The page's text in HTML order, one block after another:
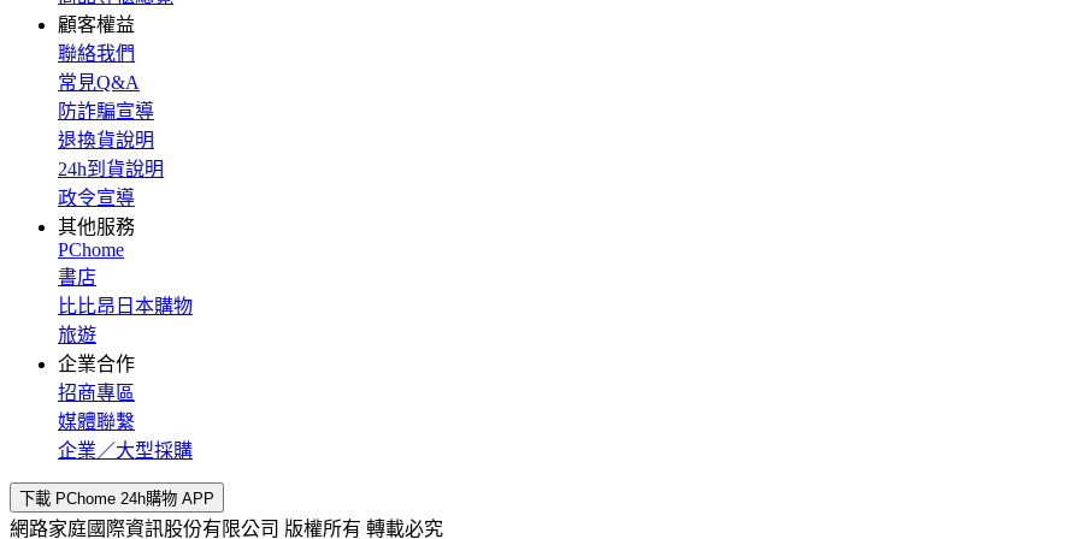
顧客權益
聯絡我們
常見Q&A
防詐騙宣導
退換貨說明
24h到貨說明
政令宣導
其他服務
PChome
書店
比比昂日本購物
旅遊
企業合作
招商專區
媒體聯繫
企業／大型採購
下載 PChome 24h購物 APP
網路家庭國際資訊股份有限公司 版權所有 轉載必究